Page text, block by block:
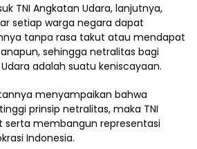
TNI Angkatan Udara, lanjutnya,
setiap warga negara dapat
tanpa rasa takut atau mendapat
sehingga netralitas bagi
adalah suatu keniscayaan.
menyampaikan bahwa
prinsip netralitas, maka TNI
serta membangun representasi
Indonesia.